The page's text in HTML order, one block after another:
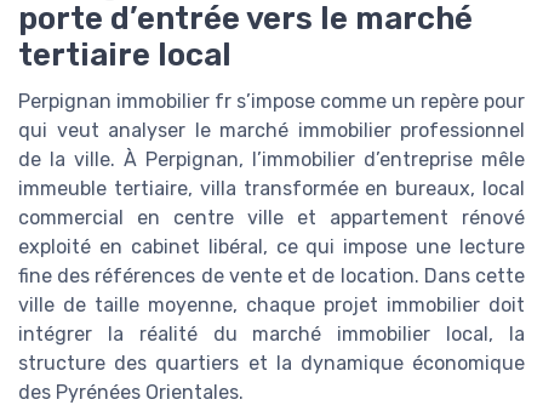
porte d’entrée vers le marché
tertiaire local
Perpignan immobilier fr s’impose comme un repère pour
qui veut analyser le marché immobilier professionnel
de la ville. À Perpignan, l’immobilier d’entreprise mêle
immeuble tertiaire, villa transformée en bureaux, local
commercial en centre ville et appartement rénové
exploité en cabinet libéral, ce qui impose une lecture
fine des références de vente et de location. Dans cette
ville de taille moyenne, chaque projet immobilier doit
intégrer la réalité du marché immobilier local, la
structure des quartiers et la dynamique économique
des Pyrénées Orientales.